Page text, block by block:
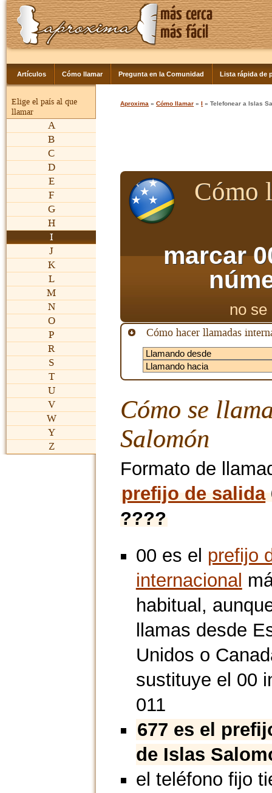
Artículos Cómo llamar Pregunta en la Comunidad Lista rápida de
Elige el país al que
llamar
A
B
C
D
E
F
G
H
I
J
K
L
M
N
O
P
R
S
T
U
V
W
Y
Z
Aproxima »Cómo llamar »I » Telefonear a Islas
Cómo
marcar
no
Cómo hacer llamadas
Cómo se
Salomón
Formato de
prefijo de salida
????
00 es el prefijo
internacional
habitual,
llamas desde
Unidos o
sustituye el 00
011
677 es el
de Islas
el teléfono fijo